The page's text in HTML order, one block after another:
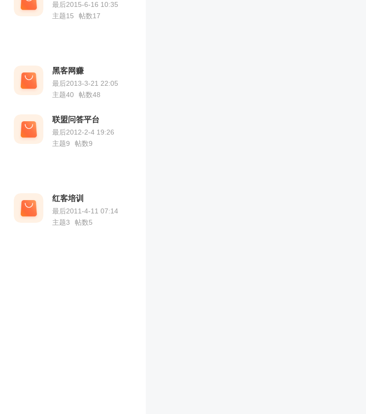
最后2015-6-16 10:35
主题15
帖数17
黑客网赚
最后2013-3-21 22:05
主题40
帖数48
联盟问答平台
最后2012-2-4 19:26
主题9
帖数9
红客培训
最后2011-4-11 07:14
主题3
帖数5